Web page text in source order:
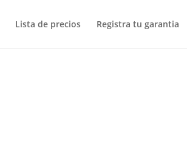
Lista de precios Registra tu garantia